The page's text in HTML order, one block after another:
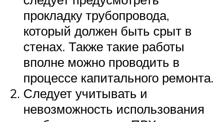
прокладку трубопровода,
который должен быть срыт в
стенах. Также такие работы
вполне можно проводить в
процессе капитального ремонта.
Следует учитывать и
невозможность использования